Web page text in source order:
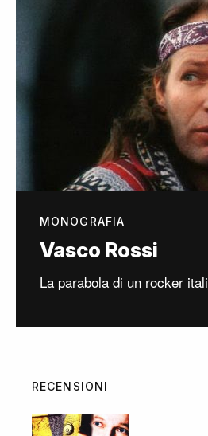
MONOGRAFIA
Vasco Rossi
La parabola di un rocker
RECENSIONI